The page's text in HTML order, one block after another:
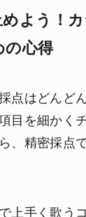
よう！
の心得
点はどんど
目を細かく
、精密採点
上手く歌う